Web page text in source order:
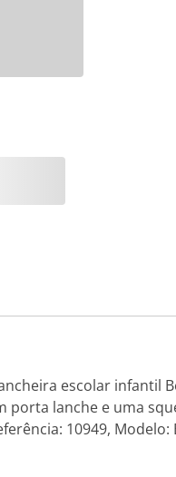
escolar infantil
porta lanche e uma
10949, Modelo: